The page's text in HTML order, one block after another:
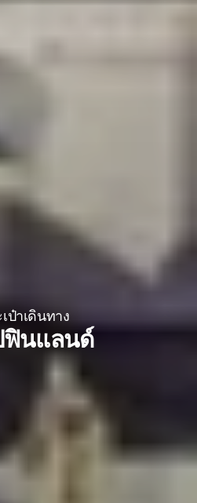
ป๋าเดินทาง
ฟินแลนด์